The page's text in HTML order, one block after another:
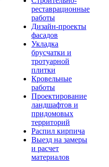
реставрационные
работы
Дизайн-проекты
фасадов
Укладка
брусчатки и
тротуарной
плитки
Кровельные
работы
Проектирование
ландшафтов и
придомовых
территорий
Распил кирпича
Выезд на замеры
и расчет
материалов